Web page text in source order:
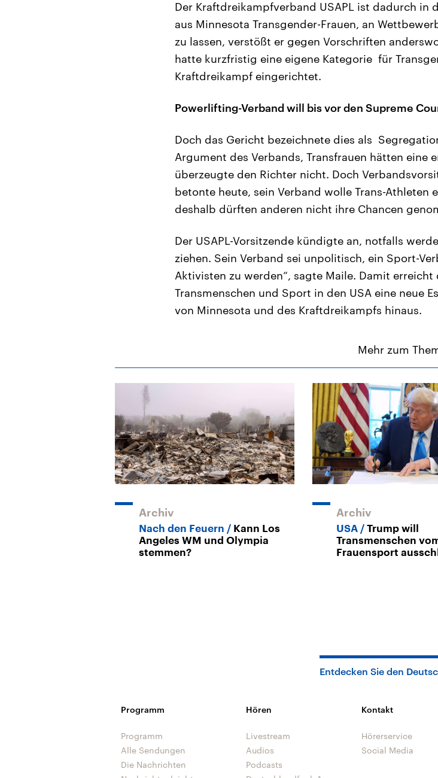
Der Kraftdreikampfverband USAPL ist dadurch in
aus Minnesota Transgender-Frauen, an
zu lassen, verstößt er gegen Vorschriften
hatte kurzfristig eine eigene Kategorie für
Kraftdreikampf eingerichtet.
Powerlifting-Verband will bis vor den Supreme
Doch das Gericht bezeichnete dies als
Argument des Verbands, Transfrauen hätten eine
überzeugte den Richter nicht. Doch
betonte heute, sein Verband wolle Trans-Athleten
deshalb dürften anderen nicht ihre Chancen
Der USAPL-Vorsitzende kündigte an, notfalls
ziehen. Sein Verband sei unpolitisch, ein Sport-
Aktivisten zu werden“, sagte Maile. Damit
Transmenschen und Sport in den USA eine neue
von Minnesota und des Kraftdreikampfs hinaus.
Mehr zum
Archiv
Nach den Feuern
Kann Los
Angeles WM und Olympia
stemmen?
Archiv
USA
Trump will
Transmenschen
Frauensport
Entdecken Sie den
Programm
Programm
Alle Sendungen
Die Nachrichten
Hören
Livestream
Audios
Podcasts
Kontakt
Hörerservice
Social Media